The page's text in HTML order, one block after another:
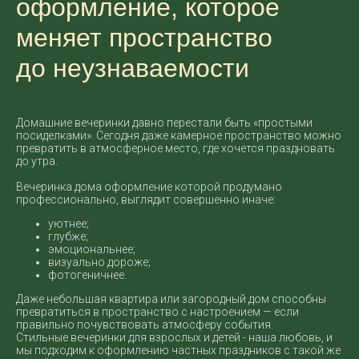
оформление, которое
меняет пространство
до неузнаваемости
Домашние вечеринки давно перестали быть «простыми
посиделками». Сегодня даже камерное пространство можно
превратить в атмосферное место, где хочется праздновать
до утра.
Вечеринка дома оформление которой продумано
профессионально, выглядит совершенно иначе:
уютнее;
глубже;
эмоциональнее;
визуально дороже;
фотогеничнее.
Даже небольшая квартира или загородный дом способны
превратиться в пространство с настроением — если
правильно почувствовать атмосферу события.
Стильные вечеринки для взрослых и детей - наша любовь, и
мы подходим к оформлению частных праздников с такой же